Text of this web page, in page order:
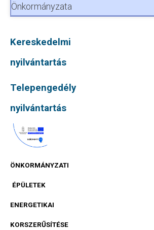
Önkormányzata
Kereskedelmi
nyilvántartás
Telepengedély
nyilvántartás
ÖNKORMÁNYZATI
ÉPÜLETEK
ENERGETIKAI
KORSZERŰSÍTÉSE